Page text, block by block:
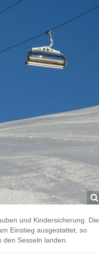
und Kindersicherung. Die
Einstieg ausgestattet, so
den Sesseln landen.